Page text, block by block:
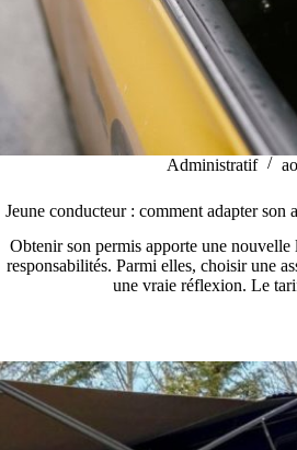
Administratif
Jeune conducteur : comment adapter son
Obtenir son permis apporte une nouvelle
responsabilités. Parmi elles, choisir une
une vraie réflexion. Le